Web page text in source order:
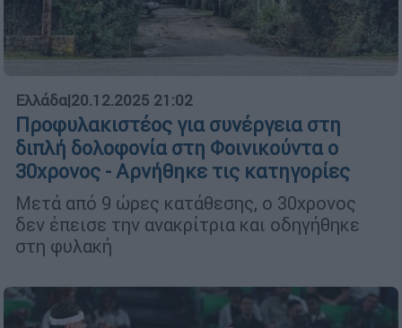
Ελλάδα|20.12.2025 21:02
Προφυλακιστέος για συνέργεια στη
διπλή δολοφονία στη Φοινικούντα ο
30χρονος - Αρνήθηκε τις κατηγορίες
Μετά από 9 ώρες κατάθεσης, ο 30χρονος
δεν έπεισε την ανακρίτρια και οδηγήθηκε
στη φυλακή